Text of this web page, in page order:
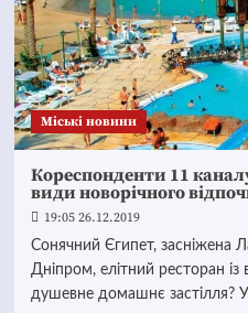
Mіські новини
Кореспонденти 11
види новорічного
19:05 26.12.2019
Сонячний Єгипет, засніжена
Дніпром, елітний ресторан
душевне домашнє застілля?